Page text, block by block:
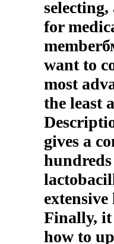
for
want to
most
the least
gives a
Finally, it
how to